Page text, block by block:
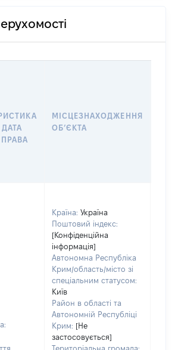
ДАТА
ПРАВА
МІСЦЕЗНАХОДЖЕННЯ
ОБʼЄКТА
Країна: Україна
Поштовий індекс:
[Конфіденційна
інформація]
Автономна Республіка
Крим/область/місто зі
спеціальним статусом:
Київ
Район в області та
Автономній Республіці
Крим: [Не
застосовується]
Територіальна громада: